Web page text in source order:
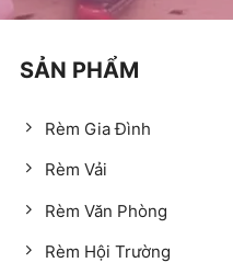
SẢN PHẨM
Rèm Gia Đình
Rèm Vải
Rèm Văn Phòng
Rèm Hội Trường